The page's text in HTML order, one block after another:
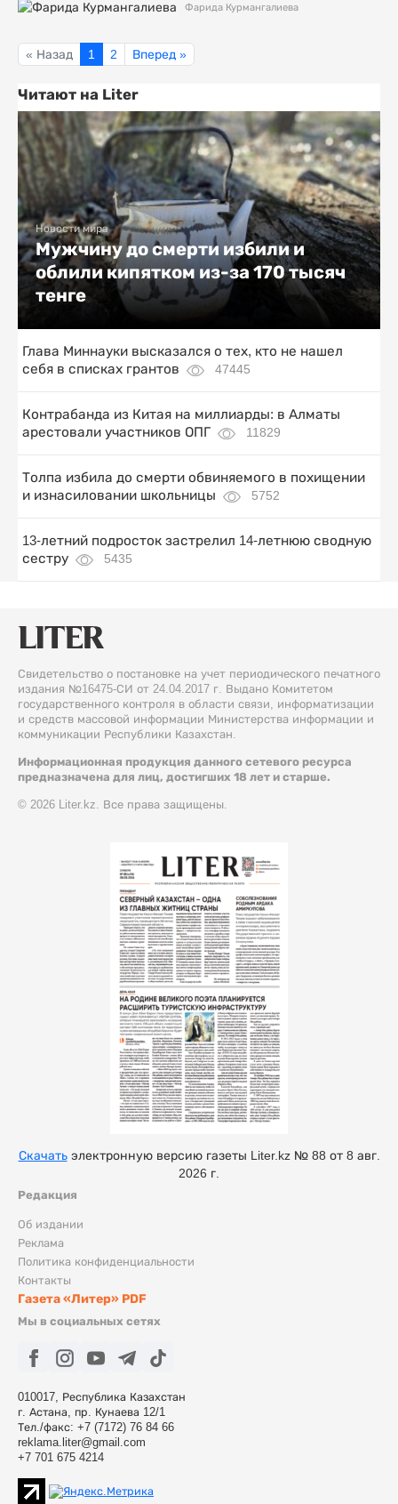
Фарида Курмангалиева
« Назад 1 2 Вперед »
Читают на Liter
Новости мира
Мужчину до смерти избили и
облили кипятком из-за 170 тысяч
тенге
Глава Миннауки высказался о тех, кто не нашел
себя в списках грантов
47445
Контрабанда из Китая на миллиарды: в Алматы
арестовали участников ОПГ
11829
Толпа избила до смерти обвиняемого в похищении
и изнасиловании школьницы
5752
13-летний подросток застрелил 14-летнюю сводную
сестру
5435
Свидетельство о постановке на учет периодического печатного
издания №16475-СИ от 24.04.2017 г. Выдано Комитетом
государственного контроля в области связи, информатизации
и средств массовой информации Министерства информации и
коммуникации Республики Казахстан.
Информационная продукция данного сетевого ресурса
предназначена для лиц, достигших 18 лет и старше.
© 2026 Liter.kz. Все права защищены.
Редакция
Об издании
Реклама
Политика конфиденциальности
Контакты
Газета «Литер» PDF
Мы в социальных сетях
010017, Республика Казахстан
г. Астана, пр. Кунаева 12/1
Тел./факс: +7 (7172) 76 84 66
reklama.liter@gmail.com
+7 701 675 4214
Скачатьэлектронную версию газеты Liter.kz № 88 от 8 авг.
2026 г.